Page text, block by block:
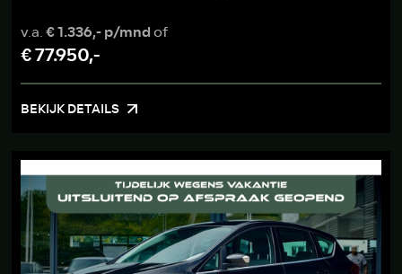
v.a.€ 1.336,- p/mndof
€ 77.950,-
BEKIJK DETAILS